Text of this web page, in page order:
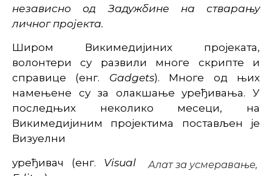
независно од Задужбине на стварању
личног пројекта.
Широм Викимедијиних пројеката,
волонтери су развили многе скрипте и
справице (енг. Gadgets). Многе од њих
намењене су за олакшање уређивања. У
последњих неколико месеци, на
Викимедијиним пројектима постављен је
Визуелни
Алат за усмеравање,
уређивач (енг. Visual